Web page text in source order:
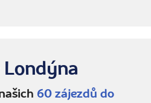
Londýna
60 zájezdů do